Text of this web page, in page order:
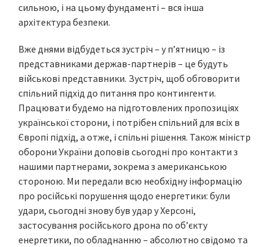
сильною, і на цьому фундаменті – вся інша
архітектура безпеки.
Вже днями відбудеться зустріч – у пʼятницю – із
представниками держав-партнерів – це будуть
військові представники. Зустріч, щоб обговорити
спільний підхід до питання про контингенти.
Працювати будемо на підготовлених пропозиціях
української сторони, і потрібен спільний для всіх в
Європі підхід, а отже, і спільні рішення. Також міністр
оборони України доповів сьогодні про контакти з
нашими партнерами, зокрема з американською
стороною. Ми передали всю необхідну інформацію
про російські порушення щодо енергетики: були
удари, сьогодні знову був удар у Херсоні,
застосування російського дрона по об’єкту
енергетики, по обладнанню – абсолютно свідомо та